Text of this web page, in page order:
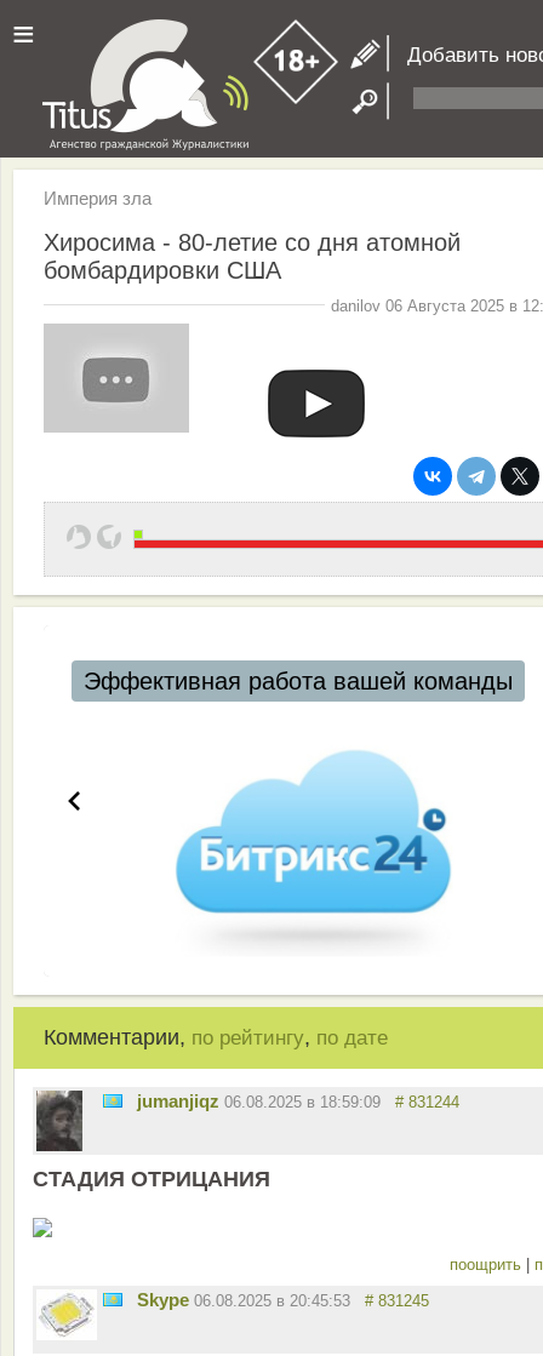
≡ Добавить
Империя зла
Хиросима - 80-летие со дня атомной
бомбардировки США
danilov 06 Августа 2025 в
Эффективная работа вашей команды
Комментарии, по рейтингу, по дате
jumanjiqz 06.08.2025 в 18:59:09 # 831244
СТАДИЯ ОТРИЦАНИЯ
поощрить
Skype 06.08.2025 в 20:45:53 # 831245